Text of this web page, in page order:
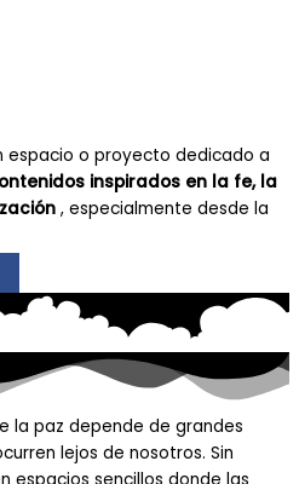
espacio o proyecto dedicado a
inspirados en la fe, la
, especialmente desde la
la paz depende de grandes
lejos de nosotros. Sin
espacios sencillos donde las